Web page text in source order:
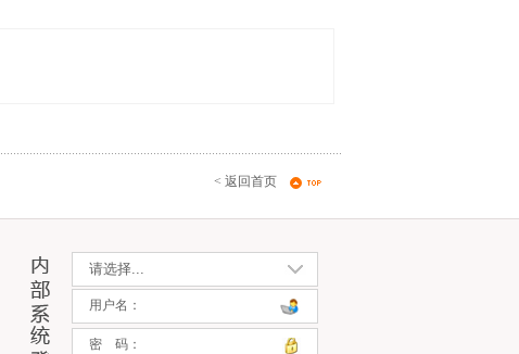
< 返回首页
用户名：
密 码：